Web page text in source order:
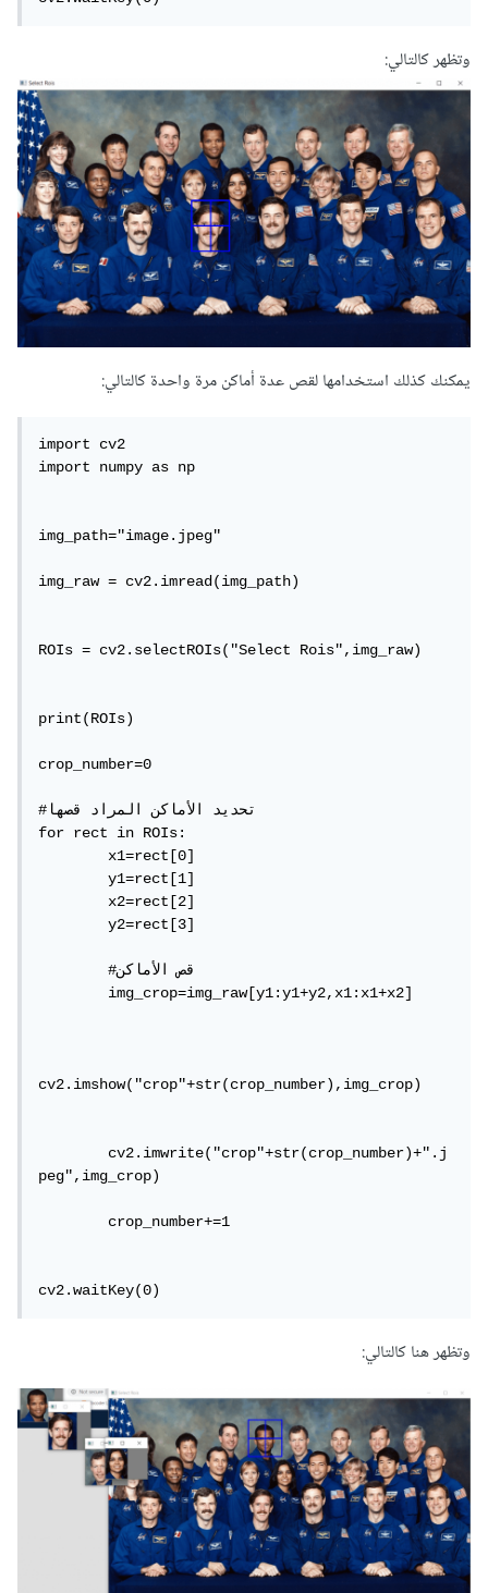
وتظهر كالتالي:
يمكنك كذلك استخدامها لقص عدة أماكن مرة واحدة كالتالي:
import cv2
import numpy as np
img_path="image.jpeg"
img_raw = cv2.imread(img_path)
ROIs = cv2.selectROIs("Select Rois",img_raw)
print(ROIs)
crop_number=0
#تحديد الأماكن المراد قصها
for rect in ROIs:
	x1=rect[0]
	y1=rect[1]
	x2=rect[2]
	y2=rect[3]
        #قص الأماكن
	img_crop=img_raw[y1:y1+y2,x1:x1+x2]
cv2.imshow("crop"+str(crop_number),img_crop)
	cv2.imwrite("crop"+str(crop_number)+".j
peg",img_crop)
	crop_number+=1
cv2.waitKey(0)
وتظهر هنا كالتالي: